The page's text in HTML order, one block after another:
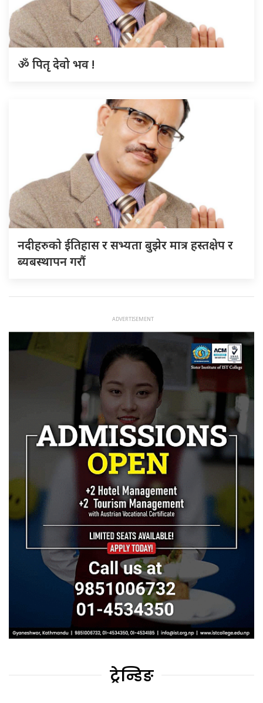
ॐ पितृ देवो भव !
नदीहरुकाे ईतिहास र सभ्यता बुझेर मात्र हस्तक्षेप र
ब्यबस्थापन गराैं
ट्रेन्डिङ